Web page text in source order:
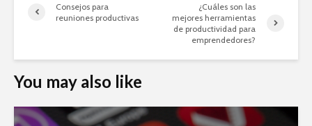
Consejos para
reuniones productivas
¿Cuáles son las
mejores herramientas
de productividad para
emprendedores?
You may also like